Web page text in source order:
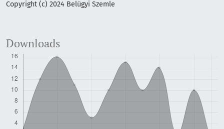
Copyright (c) 2024 Belügyi Szemle
Downloads